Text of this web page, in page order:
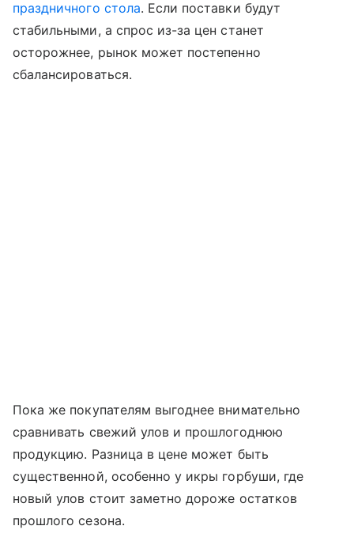
праздничного стола. Если поставки будут
стабильными, а спрос из-за цен станет
осторожнее, рынок может постепенно
сбалансироваться.
Пока же покупателям выгоднее внимательно
сравнивать свежий улов и прошлогоднюю
продукцию. Разница в цене может быть
существенной, особенно у икры горбуши, где
новый улов стоит заметно дороже остатков
прошлого сезона.